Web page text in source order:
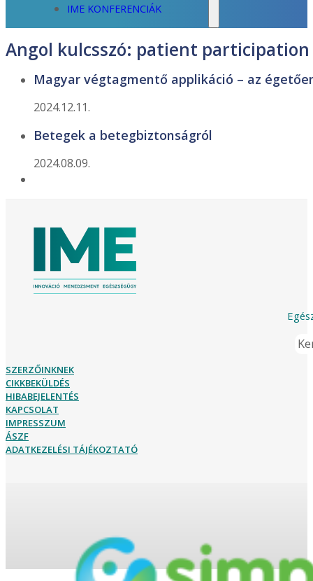
IME KONFERENCIÁK
Angol kulcsszó: patient participation
Magyar végtagmentő applikáció – az
2024.12.11.
Betegek a betegbiztonságról
2024.08.09.
SZERZŐINKNEK
CIKKBEKÜLDÉS
HIBABEJELENTÉS
KAPCSOLAT
IMPRESSZUM
ÁSZF
ADATKEZELÉSI TÁJÉKOZTATÓ